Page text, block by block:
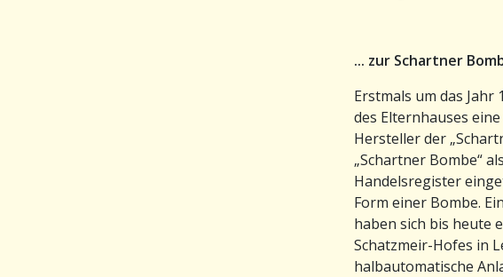
... zur Schartner
Erstmals um das
des Elternhauses
Hersteller der
„Schartner Bombe“
Handelsregister
Form einer Bombe.
haben sich bis heute
Schatzmeir-Hofes in
halbautomatische